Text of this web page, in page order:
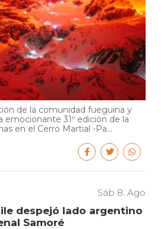
de la comunidad fueguina y
emocionante 31º edición de la
en el Cerro Martial -Pa...
Sáb 8. Ago
despejó lado argentino
Samoré